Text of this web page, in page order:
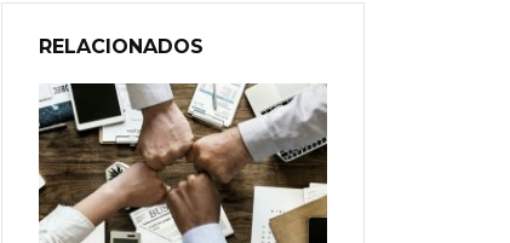
RELACIONADOS